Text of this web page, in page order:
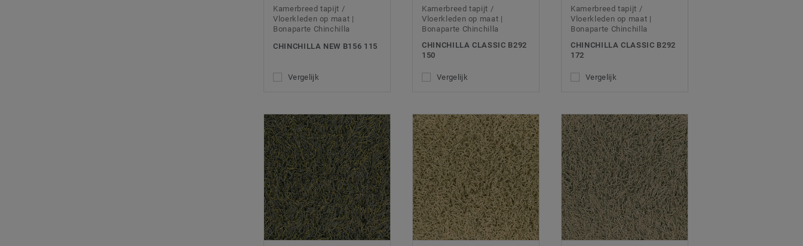
Kamerbreed tapijt /
Vloerkleden op maat |
Bonaparte Chinchilla
CHINCHILLA NEW B156 115
Vergelijk
Kamerbreed tapijt /
Vloerkleden op maat |
Bonaparte Chinchilla
CHINCHILLA CLASSIC B292
150
Vergelijk
Kamerbreed tapijt /
Vloerkleden op maat |
Bonaparte Chinchilla
CHINCHILLA CLASSIC B292
172
Vergelijk